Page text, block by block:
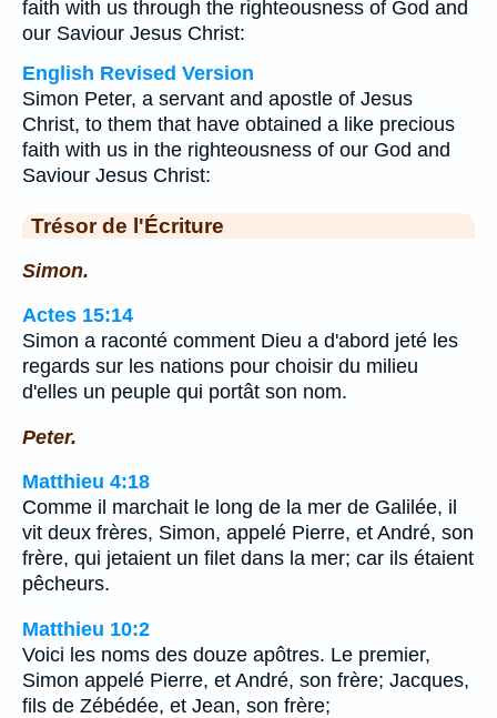
faith with us through the righteousness of God and
our Saviour Jesus Christ:
English Revised Version
Simon Peter, a servant and apostle of Jesus
Christ, to them that have obtained a like precious
faith with us in the righteousness of our God and
Saviour Jesus Christ:
Trésor de l'Écriture
Simon.
Actes 15:14
Simon a raconté comment Dieu a d'abord jeté les
regards sur les nations pour choisir du milieu
d'elles un peuple qui portât son nom.
Peter.
Matthieu 4:18
Comme il marchait le long de la mer de Galilée, il
vit deux frères, Simon, appelé Pierre, et André, son
frère, qui jetaient un filet dans la mer; car ils étaient
pêcheurs.
Matthieu 10:2
Voici les noms des douze apôtres. Le premier,
Simon appelé Pierre, et André, son frère; Jacques,
fils de Zébédée, et Jean, son frère;